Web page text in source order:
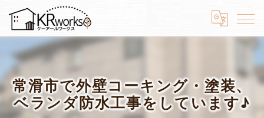
常滑市で外壁コーキング・塗装、
ベランダ防水工事をしています♪